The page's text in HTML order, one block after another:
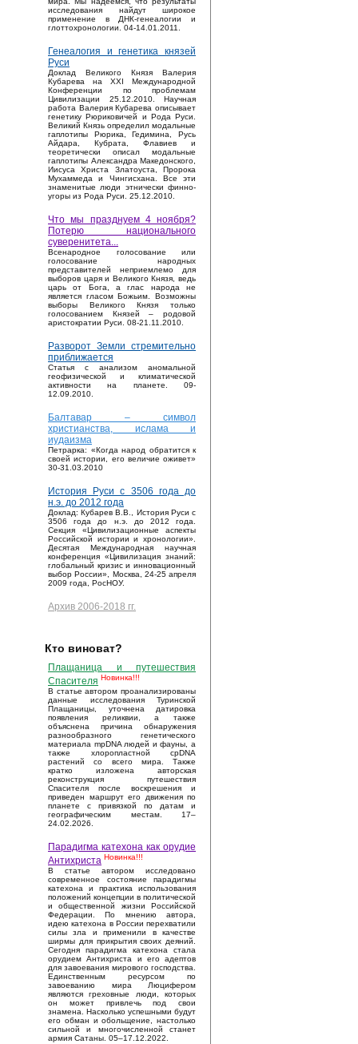
исследования найдут широкое
применение в ДНК-генеалогии и
глоттохронологии. 04-14.01.2011.
Генеалогия и генетика князей
Руси
Доклад Великого Князя Валерия
Кубарева на XXI Международной
Конференции по проблемам
Цивилизации 25.12.2010. Научная
работа Валерия Кубарева описывает
генетику Рюриковичей и Рода Руси.
Великий Князь определил модальные
гаплотипы Рюрика, Гедимина, Русь
Айдара, Кубрата, Флавиев и
теоретически описал модальные
гаплотипы Александра Македонского,
Иисуса Христа Златоуста, Пророка
Мухаммеда и Чингисхана. Все эти
знаменитые люди этнически финно-
угоры из Рода Руси. 25.12.2010.
Что мы празднуем 4 ноября?
Потерю национального
суверенитета...
Bсенародное голосование или
голосование народных
представителей неприемлемо для
выборов царя и Великого Князя, ведь
царь от Бога, а глас народа не
является гласом Божьим. Возможны
выборы Великого Князя только
голосованием Князей – родовой
аристократии Руси. 08-21.11.2010.
Разворот Земли стремительно
приближается
Статья с анализом аномальной
геофизической и климатической
активности на планете. 09-
12.09.2010.
Балтавар – символ
христианства, ислама и
иудаизма
Петрарка: «Когда народ обратится к
своей истории, его величие оживет»
30-31.03.2010
История Руси с 3506 года до
н.э. до 2012 года
Доклад: Кубарев В.В., История Руси с
3506 года до н.э. до 2012 года.
Секция «Цивилизационные аспекты
Российской истории и хронологии».
Десятая Международная научная
конференция «Цивилизация знаний:
глобальный кризис и инновационный
выбор России», Москва, 24-25 апреля
2009 года, РосНОУ.
Архив 2006-2018 гг.
Кто виноват?
Плащаница и путешествия
Спасителя Новинка!!!
В статье автором проанализированы
данные исследования Туринской
Плащаницы, уточнена датировка
появления реликвии, а также
объяснена причина обнаружения
разнообразного генетического
материала mpDNA людей и фауны, а
также хлоропластной cpDNA
растений со всего мира. Также
кратко изложена авторская
реконструкция путешествия
Спасителя после воскрешения и
приведен маршрут его движения по
планете с привязкой по датам и
географическим местам. 17–
24.02.2026.
Парадигма катехона как орудие
Антихриста Новинка!!!
В статье автором исследовано
современное состояние парадигмы
катехона и практика использования
положений концепции в политической
и общественной жизни Российской
Федерации. По мнению автора,
идею катехона в России перехватили
силы зла и применили в качестве
ширмы для прикрытия своих деяний.
Сегодня парадигма катехона стала
орудием Антихриста и его адептов
для завоевания мирового господства.
Единственным ресурсом по
завоеванию мира Люцифером
являются греховные люди, которых
он может привлечь под свои
знамена. Насколько успешными будут
его обман и обольщение, настолько
сильной и многочисленной станет
армия Сатаны. 05–17.12.2022.